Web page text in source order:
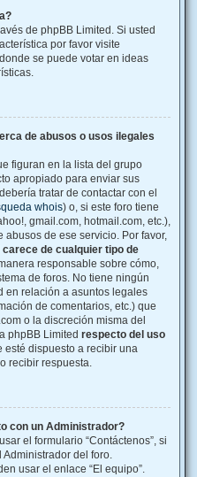
de phpBB Limited. Si usted
por favor visite
se puede votar en ideas
de abusos o usos ilegales
figuran en la lista del grupo
apropiado para enviar sus
tratar de contactar con el
whois) o, si este foro tiene
gmail.com, hotmail.com, etc.),
de ese servicio. Por favor,
carece de cualquier tipo de
responsable sobre cómo,
de foros. No tiene ningún
en relación a asuntos legales
de comentarios, etc.) que
o la discreción misma del
phpBB Limited respecto del uso
esté dispuesto a recibir una
recibir respuesta.
con un Administrador?
el formulario “Contáctenos”, si
del foro.
usar el enlace “El equipo”.